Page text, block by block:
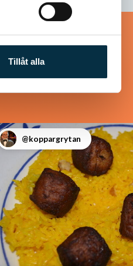
Tillåt alla
@koppargrytan